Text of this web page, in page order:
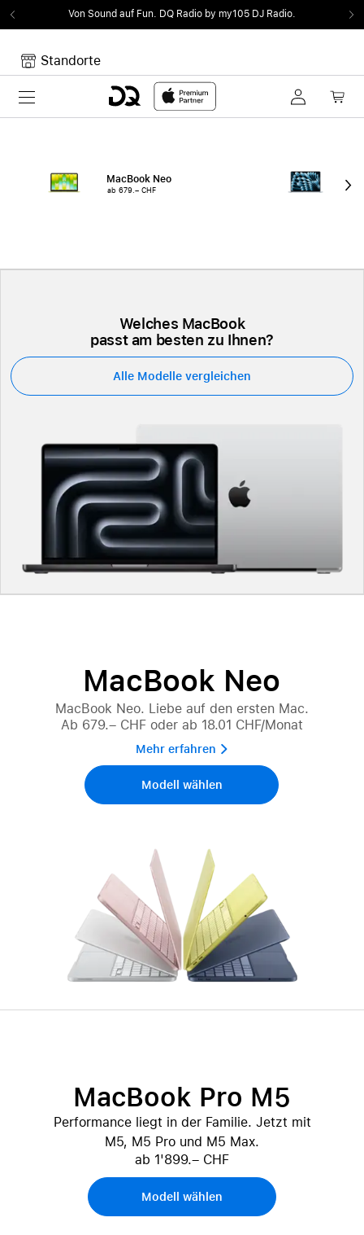
Von Sound auf Fun. DQ Radio by my105 DJ Radio.
Standorte
Toggle navigation
MacBook Neo
ab 679.– CHF ab
Welches MacBook
passt am besten zu Ihnen?
Alle Modelle vergleichen
MacBook Neo
MacBook Neo. Liebe auf den ersten Mac.
Ab 679.– CHFoder ab 18.01 CHF/Monat
Mehr erfahren 
Modell wählen
MacBook Pro M5
Performance liegt in der Familie. Jetzt mit
M5, M5 Pro und M5 Max.
ab 1'899.– CHF
Modell wählen